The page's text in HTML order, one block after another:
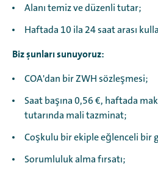
Alanı temiz ve düzenli tutar;
Haftada 10 ila 24 saat arası
Biz şunları sunuyoruz:
COA'dan bir ZWH sözleşmesi;
Saat başına 0,56 €, haftada
tutarında mali tazminat;
Coşkulu bir ekiple eğlenceli bir
Sorumluluk alma fırsatı;